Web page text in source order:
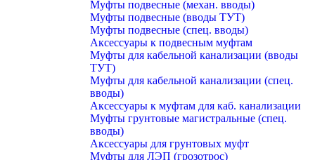
Муфты подвесные (механ. вводы)
Муфты подвесные (вводы ТУТ)
Муфты подвесные (спец. вводы)
Аксессуары к подвесным муфтам
Муфты для кабельной канализации (вводы
ТУТ)
Муфты для кабельной канализации (спец.
вводы)
Аксессуары к муфтам для каб. канализации
Муфты грунтовые магистральные (спец.
вводы)
Аксессуары для грунтовых муфт
Муфты для ЛЭП (грозотрос)